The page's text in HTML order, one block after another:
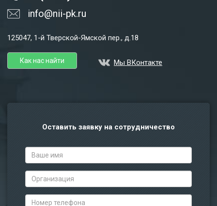
info@nii-pk.ru
125047, 1-й Тверской-Ямской пер., д.18
Как нас найти Мы ВКонтакте
Оставить заявку на сотрудничество